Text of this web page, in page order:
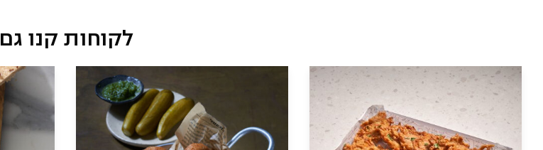
לקוחות קנו גם